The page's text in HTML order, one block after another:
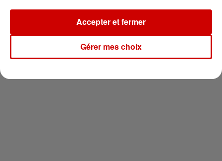
Newsletter
Gérer mes choix
Accepter et fermer